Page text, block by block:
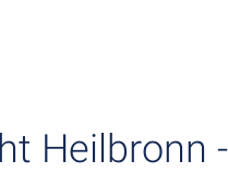
Heilbronn